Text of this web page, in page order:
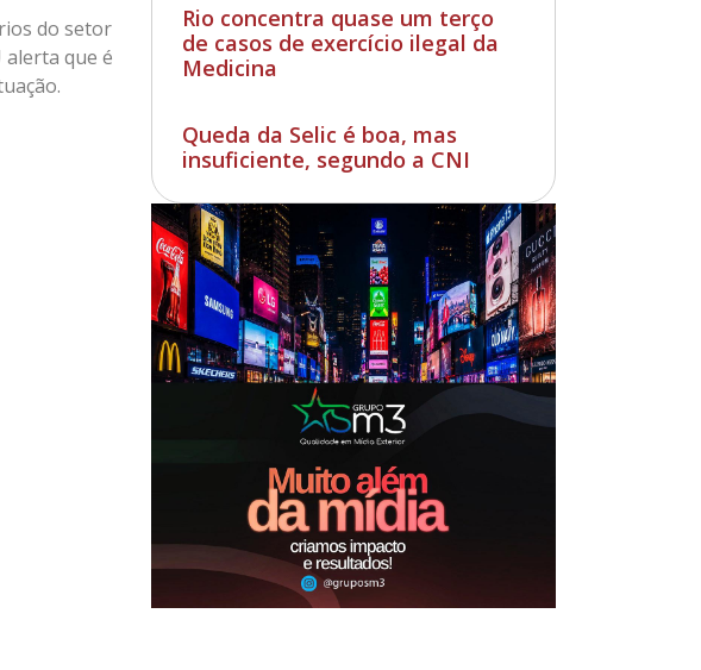
Rio concentra quase um terço
de casos de exercício ilegal da
Medicina
Queda da Selic é boa, mas
insuficiente, segundo a CNI
do setor
alerta que é